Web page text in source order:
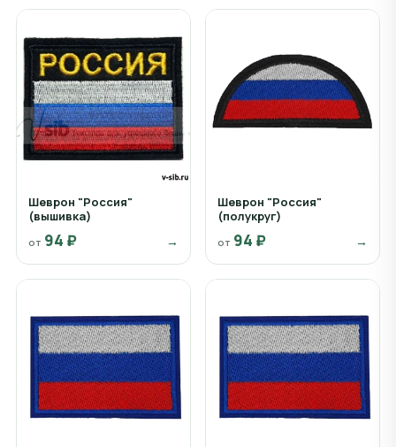
Шеврон "Россия"
(вышивка)
от 94 ₽ →
Шеврон "Россия"
(полукруг)
от 94 ₽ →